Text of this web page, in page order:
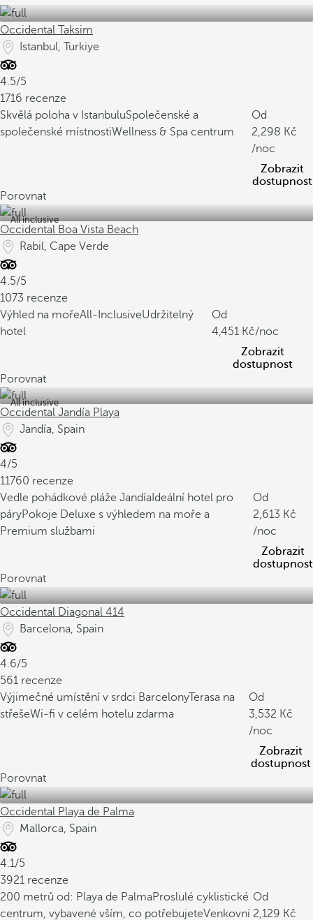
Occidental Taksim
Istanbul, Turkiye
4.5/5
1716 recenze
Skvělá poloha v IstanbuluSpolečenské a
společenské místnostiWellness & Spa centrum
Od
2,298
/noc
Zobrazit
dostupnost
Porovnat
All inclusive
Occidental Boa Vista Beach
Rabil, Cape Verde
4.5/5
1073 recenze
Výhled na mořeAll-InclusiveUdržitelný
hotel
Od
4,451
/noc
Zobrazit
dostupnost
Porovnat
All inclusive
Occidental Jandía Playa
Jandía, Spain
4/5
11760 recenze
Vedle pohádkové pláže Jandía Ideální hotel pro
páryPokoje Deluxe s výhledem na moře a
Premium službami
Od
2,613
/noc
Zobrazit
dostupnost
Porovnat
Occidental Diagonal 414
Barcelona, Spain
4.6/5
561 recenze
Výjimečné umístění v srdci BarcelonyTerasa na
střešeWi-fi v celém hotelu zdarma
Od
3,532
/noc
Zobrazit
dostupnost
Porovnat
Occidental Playa de Palma
Mallorca, Spain
4.1/5
3921 recenze
200 metrů od: Playa de PalmaProslulé cyklistické
centrum, vybavené vším, co potřebujeteVenkovní
Od
2,129